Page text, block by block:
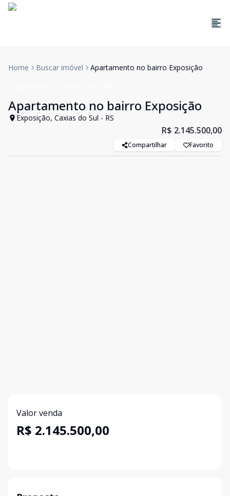
Home Buscar imóvel Apartamento no bairro Exposição
Apartamento no bairro Exposição
Exposição, Caxias do Sul - RS
R$ 2.145.500,00
Compartilhar Favorito
Valor venda
R$ 2.145.500,00